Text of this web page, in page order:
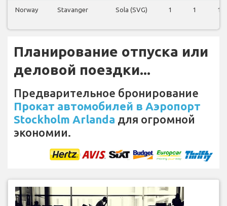
Norway Stavanger Sola (SVG) 1 1 1
Планирование отпуска или
деловой поездки...
Предварительное бронирование
Прокат автомобилей в Аэропорт
Stockholm Arlanda для огромной
экономии.